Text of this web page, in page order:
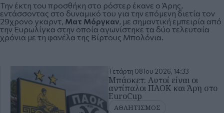
Την έκτη του προσθήκη στο ρόστερ έκανε ο Άρης,
εντάσσοντας στο δυναμικό του για την επόμενη διετία τον
29χρονο γκαρντ, Ματ Μόργκαν, με σημαντική εμπειρία από
την Ευρωλίγκα στην οποία αγωνίστηκε τα δύο τελευταία
χρόνια με τη φανέλα της Βίρτους Μπολόνια.
Τετάρτη 08 Ιου 2026, 14:33
Μπάσκετ: Αυτοί είναι οι
αντίπαλοι ΠΑΟΚ και Άρη στο
EuroCup
ΑΘΛΗΤΙΣΜΟΣ